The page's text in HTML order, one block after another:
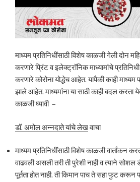
माध्यम प्रतिनिधींसाठी विशेष काळजी गेली दोन
करणारे प्रिंट व इलेक्ट्रॉनिक माध्यामांचे
करणारे कोरोना योद्धेच आहेत. यापैकी काही माध्यम
झाले आहेत. माध्यमांना या साठी काही बदल करता
काळजी घ्यावी –
डॉ. अमोल अन्नदाते यांचे लेखवाचा
माध्यम प्रतिनिधींसाठी विशेष काळजी वार्तांकन
वाढवली असली तरी ती पुरेशी नाही व त्याने सोशल
पूर्तता होत नाही. ती किमान पाच ते सहा फुट